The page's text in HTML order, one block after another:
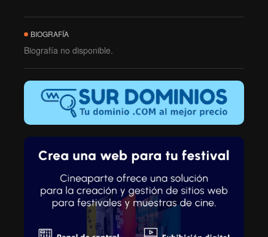
BIOGRAFÍA
Biografía no disponible.